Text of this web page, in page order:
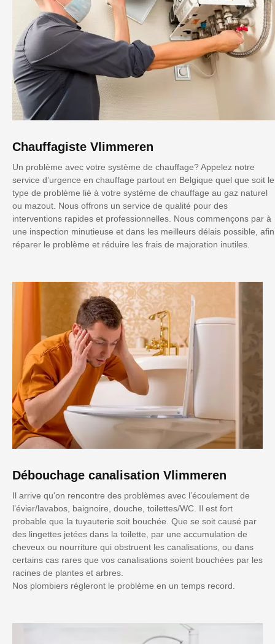
Chauffagiste Vlimmeren
Un problème avec votre système de chauffage? Appelez notre
service d’urgence en chauffage partout en Belgique quel que soit le
type de problème lié à votre système de chauffage au gaz naturel
ou mazout. Nous offrons un service de qualité pour des
interventions rapides et professionnelles. Nous commençons par à
une inspection minutieuse et dans les meilleurs délais possible, afin
réparer le problème et réduire les frais de majoration inutiles.
Débouchage canalisation Vlimmeren
Il arrive qu'on rencontre des problèmes avec l’écoulement de
l’évier/lavabos, baignoire, douche, toilettes/WC. Il est fort
probable que la tuyauterie soit bouchée. Que se soit causé par
des lingettes jetées dans la toilette, par une accumulation de
cheveux ou nourriture qui obstruent les canalisations, ou dans
certains cas rares que vos canalisations soient bouchées par les
racines de plantes et arbres.
Nos plombiers régleront le problème en un temps record.